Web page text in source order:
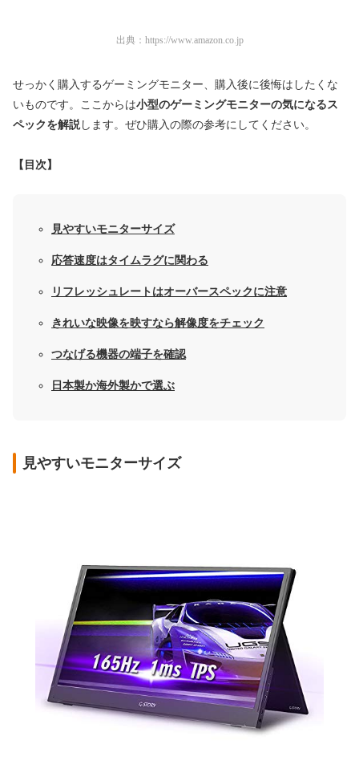
出典： https://www.amazon.co.jp
せっかく購入するゲーミングモニター、購入後に後悔はしたくな
いものです。ここからは小型のゲーミングモニターの気になるス
ペックを解説 します。ぜひ購入の際の参考にしてください。
【目次】
見やすいモニターサイズ
応答速度はタイムラグに関わる
リフレッシュレートはオーバースペックに注意
きれいな映像を映すなら解像度をチェック
つなげる機器の端子を確認
日本製か海外製かで選ぶ
見やすいモニターサイズ